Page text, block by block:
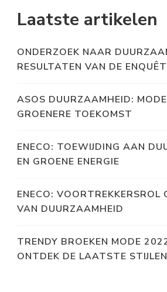
Laatste artikelen
ONDERZOEK NAAR
RESULTATEN VAN DE
ASOS DUURZAAMHEID:
GROENERE TOEKOMST
ENECO: TOEWIJDING AAN
EN GROENE ENERGIE
ENECO: VOORTREKKERSROL
VAN DUURZAAMHEID
TRENDY BROEKEN MODE
ONTDEK DE LAATSTE STIJLEN